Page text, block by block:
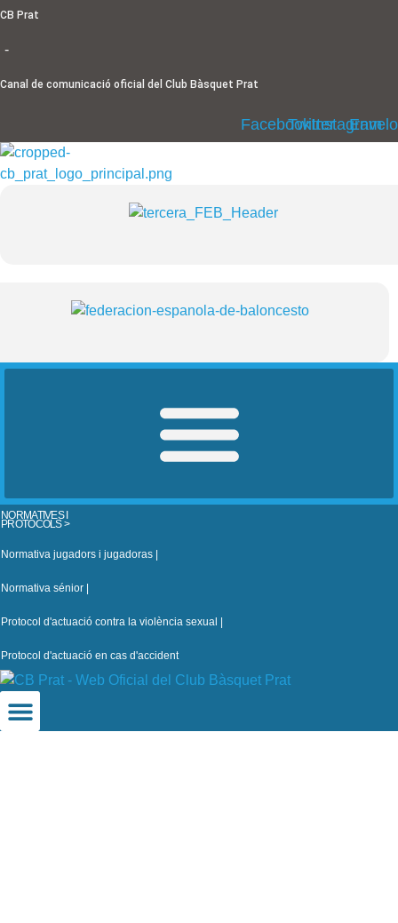
Ir
contenido
CB Prat
-
Canal de comunicació oficial del Club Bàsquet Prat
FacebookTwitterInstagram
NORMATIVES I
PROTOCOLS >
Normativa jugadors i jugadoras |
Normativa sénior |
Protocol d'actuació contra la violència sexual |
Protocol d'actuació en cas d'accident